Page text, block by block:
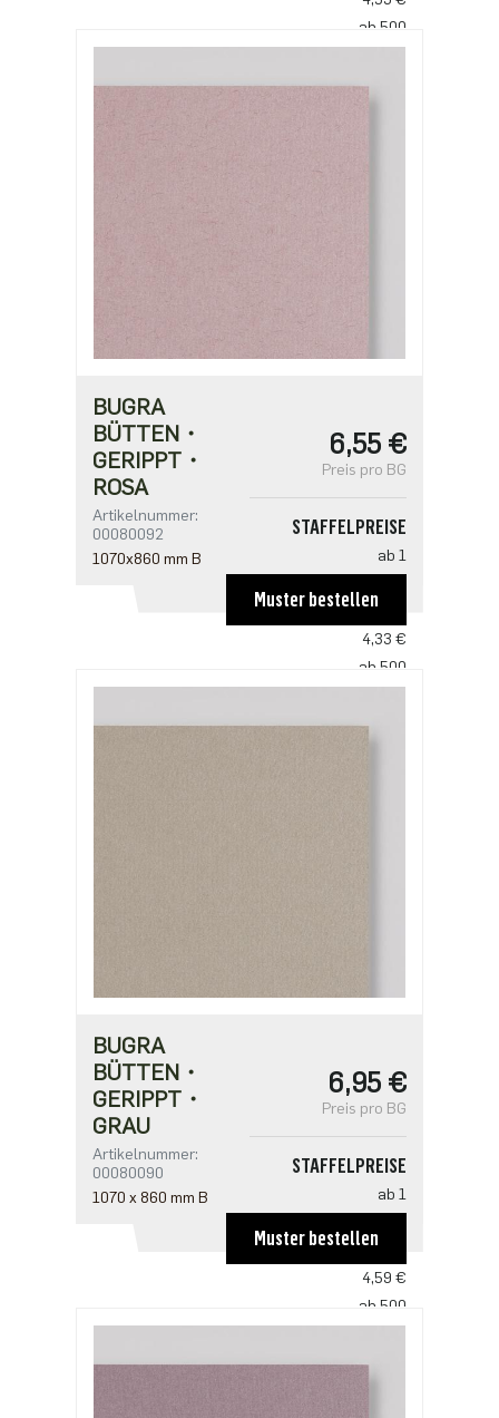
ab 500
ab 1000
BUGRA
BÜTTEN・
GERIPPT・
ROSA
Artikelnummer:
00080092
1070x860 mm B
6,55 €
Preis pro BG
STAFFELPREISE
ab 1
ab 100
4,33 €
ab 500
ab 1000
Muster bestellen
BUGRA
BÜTTEN・
GERIPPT・
GRAU
Artikelnummer:
00080090
1070 x 860 mm B
6,95 €
Preis pro BG
STAFFELPREISE
ab 1
ab 100
4,59 €
ab 500
ab 1000
2,94 €
Muster bestellen